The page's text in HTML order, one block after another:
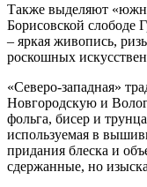
Также выделяют
Борисовской слободе
– яркая живопись,
роскошных
«Северо-западная»
Новгородскую и
фольга, бисер и
используемая в
придания блеска и
сдержанные, но